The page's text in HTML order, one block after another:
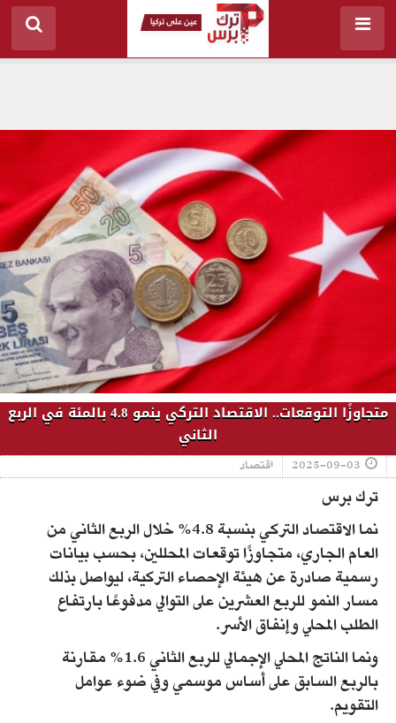
متجاوزًا التوقعات.. الاقتصاد التركي ينمو 4.8 بالمئة في الربع
الثاني
2025-09-03 اقتصاد
ترك برس
نما الاقتصاد التركي بنسبة 4.8% خلال الربع الثاني من
العام الجاري، متجاوزًا توقعات المحللين، بحسب بيانات
رسمية صادرة عن هيئة الإحصاء التركية، ليواصل بذلك
مسار النمو للربع العشرين على التوالي مدفوعًا بارتفاع
الطلب المحلي وإنفاق الأسر.
ونما الناتج المحلي الإجمالي للربع الثاني 1.6% مقارنة
بالربع السابق على أساس موسمي وفي ضوء عوامل
التقويم.